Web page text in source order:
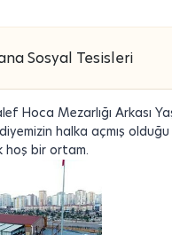
Sosyal Tesisleri
Hoca Mezarlığı Arkası
halka açmış
hoş bir ortam.